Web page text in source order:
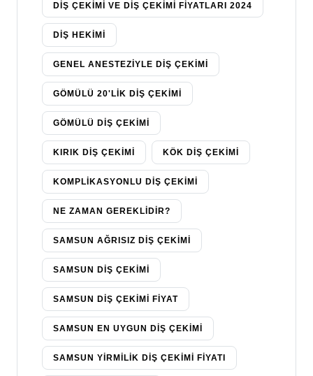
DIŞ ÇEKIMI VE DIŞ ÇEKIMI FIYATLARI 2024
DIŞ HEKIMI
GENEL ANESTEZIYLE DIŞ ÇEKIMI
GÖMÜLÜ 20'LIK DIŞ ÇEKIMI
GÖMÜLÜ DIŞ ÇEKIMI
KIRIK DIŞ ÇEKIMI KÖK DIŞ ÇEKIMI
KOMPLIKASYONLU DIŞ ÇEKIMI
NE ZAMAN GEREKLIDIR?
SAMSUN AĞRISIZ DIŞ ÇEKIMI
SAMSUN DIŞ ÇEKIMI
SAMSUN DIŞ ÇEKIMI FIYAT
SAMSUN EN UYGUN DIŞ ÇEKIMI
SAMSUN YIRMILIK DIŞ ÇEKIMI FIYATI